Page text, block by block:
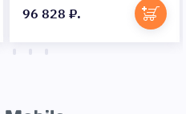
96 828 ₽.